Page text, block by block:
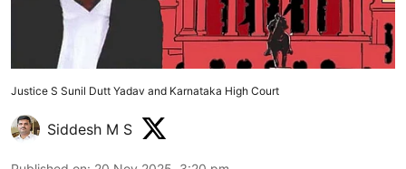
Justice S Sunil Dutt Yadav and Karnataka High Court
Siddesh M S